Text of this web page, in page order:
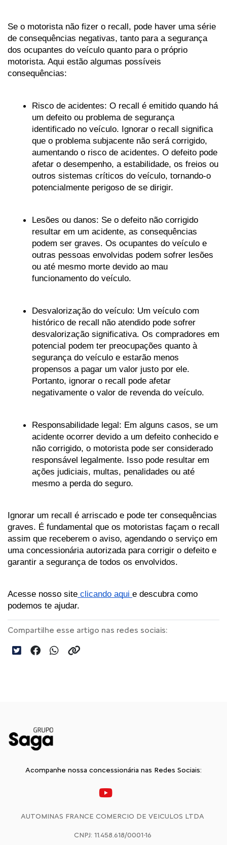
Se o motorista não fizer o recall, pode haver uma série
de consequências negativas, tanto para a segurança
dos ocupantes do veículo quanto para o próprio
motorista. Aqui estão algumas possíveis
consequências:
Risco de acidentes: O recall é emitido quando há
um defeito ou problema de segurança
identificado no veículo. Ignorar o recall significa
que o problema subjacente não será corrigido,
aumentando o risco de acidentes. O defeito pode
afetar o desempenho, a estabilidade, os freios ou
outros sistemas críticos do veículo, tornando-o
potencialmente perigoso de se dirigir.
Lesões ou danos: Se o defeito não corrigido
resultar em um acidente, as consequências
podem ser graves. Os ocupantes do veículo e
outras pessoas envolvidas podem sofrer lesões
ou até mesmo morte devido ao mau
funcionamento do veículo.
Desvalorização do veículo: Um veículo com
histórico de recall não atendido pode sofrer
desvalorização significativa. Os compradores em
potencial podem ter preocupações quanto à
segurança do veículo e estarão menos
propensos a pagar um valor justo por ele.
Portanto, ignorar o recall pode afetar
negativamente o valor de revenda do veículo.
Responsabilidade legal: Em alguns casos, se um
acidente ocorrer devido a um defeito conhecido e
não corrigido, o motorista pode ser considerado
responsável legalmente. Isso pode resultar em
ações judiciais, multas, penalidades ou até
mesmo a perda do seguro.
Ignorar um recall é arriscado e pode ter consequências
graves. É fundamental que os motoristas façam o recall
assim que receberem o aviso, agendando o serviço em
uma concessionária autorizada para corrigir o defeito e
garantir a segurança de todos os envolvidos.
Acesse nosso site clicando aqui e descubra como
podemos te ajudar.
Compartilhe esse artigo nas redes sociais:
Acompanhe nossa concessionária nas Redes Sociais:
AUTOMINAS FRANCE COMERCIO DE VEICULOS LTDA
CNPJ: 11.458.618/0001-16